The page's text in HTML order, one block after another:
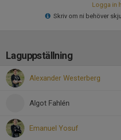
Logga in
Skriv om ni behöver
Laguppställning
Alexander Westerberg
Algot Fahlén
Emanuel Yosuf